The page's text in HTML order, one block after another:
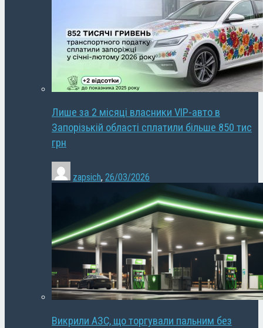
Лише за 2 місяці власники VIP-авто в
Запорізькій області сплатили більше 850 тис
грн
zapsich, 26/03/2026
Викрили АЗС, що торгували пальним без